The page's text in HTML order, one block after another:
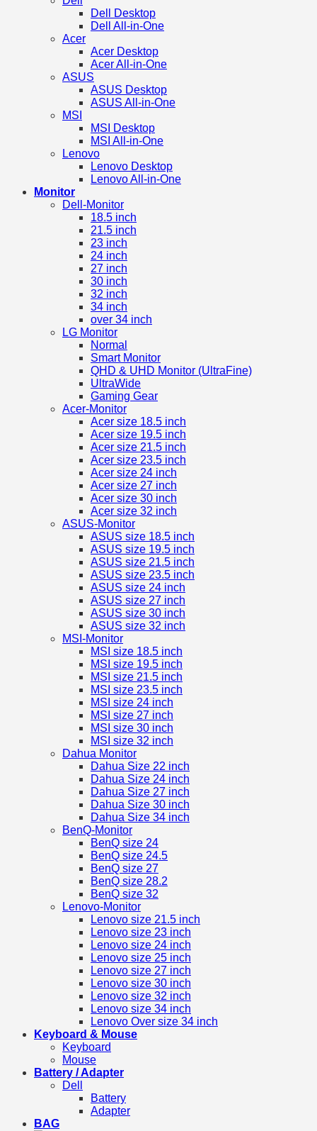
Dell Desktop
Dell All-in-One
Acer
Acer Desktop
Acer All-in-One
ASUS
ASUS Desktop
ASUS All-in-One
MSI
MSI Desktop
MSI All-in-One
Lenovo
Lenovo Desktop
Lenovo All-in-One
Monitor
Dell-Monitor
18.5 inch
21.5 inch
23 inch
24 inch
27 inch
30 inch
32 inch
34 inch
over 34 inch
LG Monitor
Normal
Smart Monitor
QHD & UHD Monitor (UltraFine)
UltraWide
Gaming Gear
Acer-Monitor
Acer size 18.5 inch
Acer size 19.5 inch
Acer size 21.5 inch
Acer size 23.5 inch
Acer size 24 inch
Acer size 27 inch
Acer size 30 inch
Acer size 32 inch
ASUS-Monitor
ASUS size 18.5 inch
ASUS size 19.5 inch
ASUS size 21.5 inch
ASUS size 23.5 inch
ASUS size 24 inch
ASUS size 27 inch
ASUS size 30 inch
ASUS size 32 inch
MSI-Monitor
MSI size 18.5 inch
MSI size 19.5 inch
MSI size 21.5 inch
MSI size 23.5 inch
MSI size 24 inch
MSI size 27 inch
MSI size 30 inch
MSI size 32 inch
Dahua Monitor
Dahua Size 22 inch
Dahua Size 24 inch
Dahua Size 27 inch
Dahua Size 30 inch
Dahua Size 34 inch
BenQ-Monitor
BenQ size 24
BenQ size 24.5
BenQ size 27
BenQ size 28.2
BenQ size 32
Lenovo-Monitor
Lenovo size 21.5 inch
Lenovo size 23 inch
Lenovo size 24 inch
Lenovo size 25 inch
Lenovo size 27 inch
Lenovo size 30 inch
Lenovo size 32 inch
Lenovo size 34 inch
Lenovo Over size 34 inch
Keyboard & Mouse
Keyboard
Mouse
Battery / Adapter
Dell
Battery
Adapter
BAG